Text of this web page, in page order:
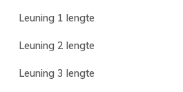
Leuning 1 lengte
Leuning 2 lengte
Leuning 3 lengte